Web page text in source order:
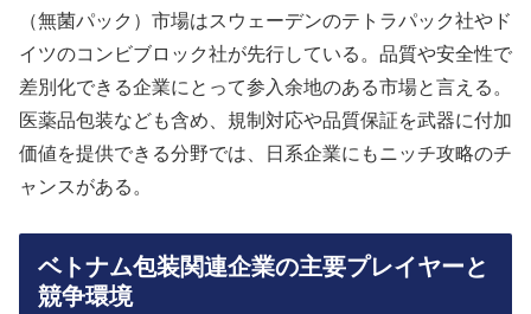
（無菌パック）市場はスウェーデンのテトラパック社やド
イツのコンビブロック社が先行している。品質や安全性で
差別化できる企業にとって参入余地のある市場と言える。
医薬品包装なども含め、規制対応や品質保証を武器に付加
価値を提供できる分野では、日系企業にもニッチ攻略のチ
ャンスがある。
ベトナム包装関連企業の主要プレイヤーと
競争環境